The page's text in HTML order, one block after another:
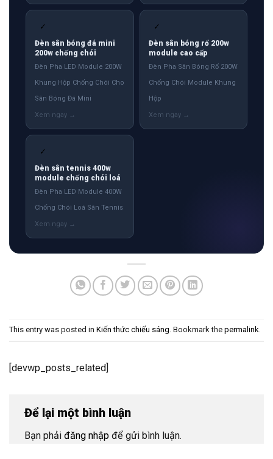
✓
Đèn sân bóng đá mini
200w chống chói
Đèn Pha LED Module 200W
Khung Hộp Chống Chói Cho
Sân Bóng Đá Mini
✓
Đèn sân bóng rổ 200w
module cao cấp
Đèn Pha Sân Bóng Rổ 200W
Chống Chói Module Khung
Hộp
✓
Đèn sân tennis 400w
module chống chói loá
Đèn Pha LED Module 400W
Chống Chói Loá Sân Tennis
This entry was posted in Kiến thức chiếu sáng . Bookmark the permalink
[devwp_posts_related]
Để lại một bình luận
Bạn phải đăng nhập để gửi bình luận.